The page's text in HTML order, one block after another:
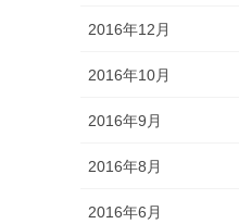
2016年12月
2016年10月
2016年9月
2016年8月
2016年6月